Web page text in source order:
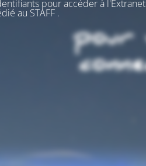
pour accéder à l'Extranet
au STAFF .